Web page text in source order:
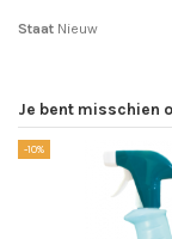
Staat Nieuw
Je bent misschien
-10%